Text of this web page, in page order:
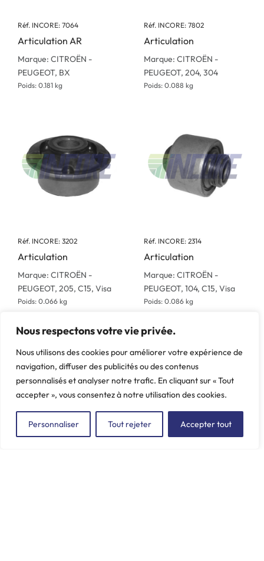
Nous respectons votre vie privée.
Nous utilisons des cookies pour améliorer votre expérience de
navigation, diffuser des publicités ou des contenus
personnalisés et analyser notre trafic. En cliquant sur « Tout
accepter », vous consentez à notre utilisation des cookies.
Personnaliser Tout rejeter Accepter tout
Réf. INCORE: 7064
Articulation AR
Marque: CITROËN -
PEUGEOT, BX
Poids: 0.181 kg
Réf. INCORE: 7802
Articulation
Marque: CITROËN -
PEUGEOT, 204, 304
Poids: 0.088 kg
Réf. INCORE: 3202
Articulation
Marque: CITROËN -
PEUGEOT, 205, C15, Visa
Poids: 0.066 kg
Réf. INCORE: 2314
Articulation
Marque: CITROËN -
PEUGEOT, 104, C15, Visa
Poids: 0.086 kg
ZAC du Plessis Val Vert